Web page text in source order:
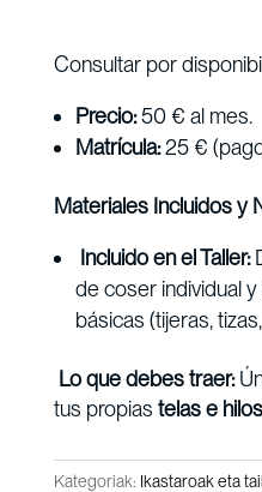
Consultar por
Precio:50 € al mes.
Matrícula:25 €
Materiales Incluidos y
Incluido en el Taller:
de coser individual
básicas (tijeras,
Lo que debes traer:
tus propias telas e hilos
Kategoriak: Ikastaroak eta